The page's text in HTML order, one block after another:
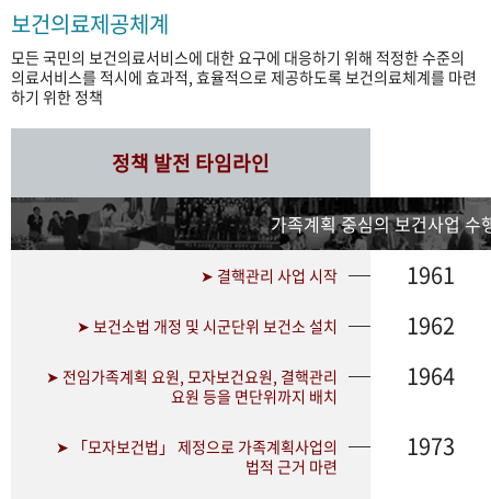
보건의료제공체계
모든 국민의 보건의료서비스에 대한 요구에 대응하기 위해 적정한 수준의
의료서비스를 적시에 효과적, 효율적으로 제공하도록 보건의료체계를 마련
하기 위한 정책
정책 발전 타임라인
가족계획 중심의 보건사업 수
➤ 결핵관리 사업 시작 1961
➤ 보건소법 개정 및 시군단위 보건소 설치 1962
➤ 전임가족계획 요원, 모자보건요원, 결핵관리
요원 등을 면단위까지 배치
1964
➤ 「모자보건법」 제정으로 가족계획사업의
법적 근거 마련
1973